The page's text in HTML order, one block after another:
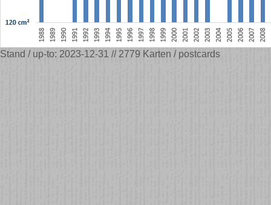
Stand / up-to: 2023-12-31 // 2779 Karten / postcards